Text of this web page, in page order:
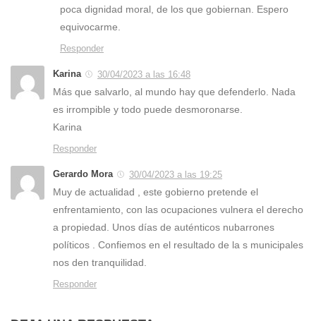
poca dignidad moral, de los que gobiernan. Espero
equivocarme.
Responder
Karina 30/04/2023 a las 16:48
Más que salvarlo, al mundo hay que defenderlo. Nada
es irrompible y todo puede desmoronarse.
Karina
Responder
Gerardo Mora 30/04/2023 a las 19:25
Muy de actualidad , este gobierno pretende el
enfrentamiento, con las ocupaciones vulnera el derecho
a propiedad. Unos días de auténticos nubarrones
políticos . Confiemos en el resultado de la s municipales
nos den tranquilidad.
Responder